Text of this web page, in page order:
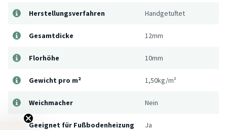
Herstellungsverfahren Handgetuftet
Gesamtdicke 12mm
Florhöhe 10mm
Gewicht pro m² 1,50kg/m²
Weichmacher Nein
Geeignet für Fußbodenheizung Ja